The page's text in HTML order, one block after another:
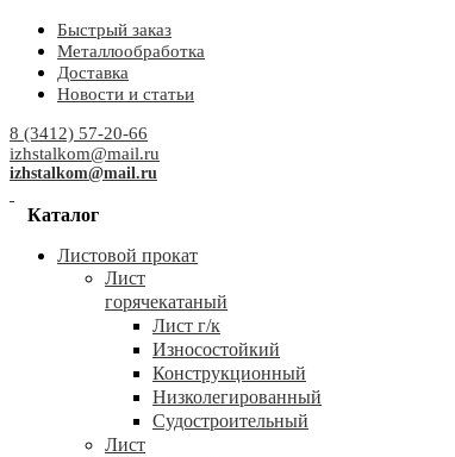
Быстрый заказ
Металлообработка
Доставка
Новости и статьи
8 (3412) 57-20-66
izhstalkom@mail.ru
izhstalkom@mail.ru
Каталог
Листовой прокат
Лист
горячекатаный
Лист г/к
Износостойкий
Конструкционный
Низколегированный
Судостроительный
Лист